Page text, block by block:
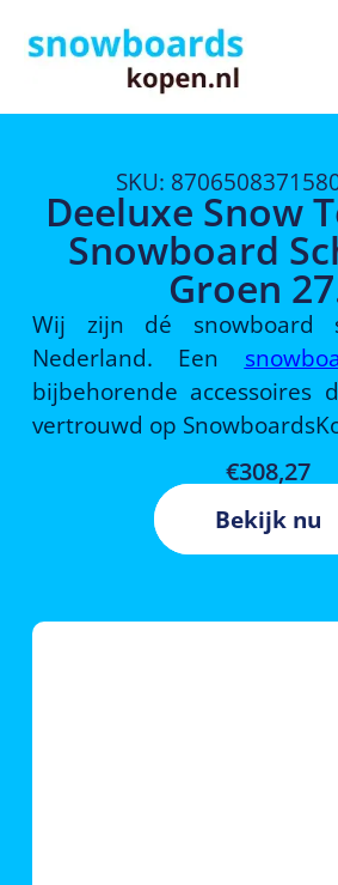
SKU:
Deeluxe Snow
Snowboard
Groen
Wij zijn dé snowboard
Nederland. Een
bijbehorende accessoires
vertrouwd op
€308,27
Bekijk nu